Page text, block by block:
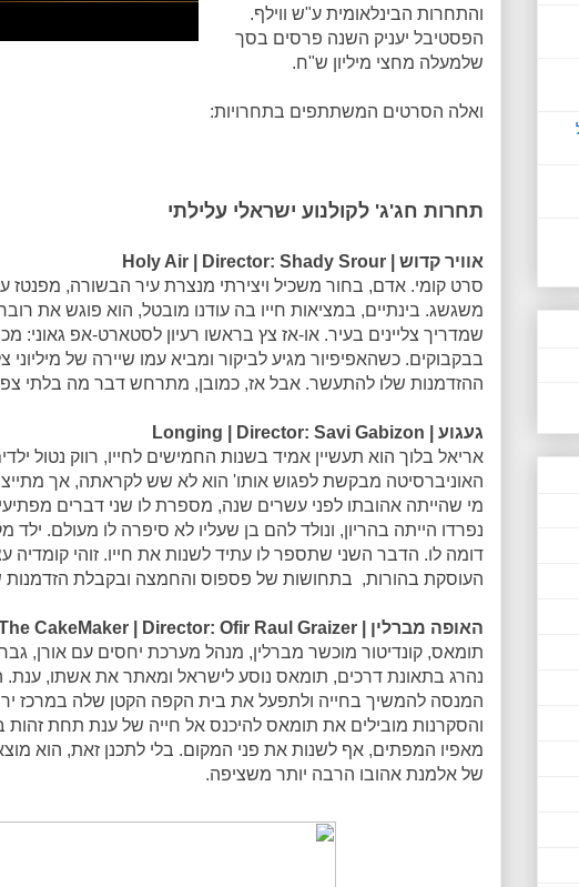
והתחרות הבינלאומית ע"ש ווילף.
הפסטיבל יעניק השנה פרסים בסך
שלמעלה מחצי מיליון ש"ח.
ואלה הסרטים המשתתפים בתחרויות:
תחרות חג'ג' לקולנוע ישראלי עלילתי
אוויר קדוש | Holy Air | Director: Shady Srour
סרט קומי. אדם, בחור משכיל ויצירתי מנצרת עיר הבשורה, מפנטז
משגשג. בינתיים, במציאות חייו בה עודנו מובטל, הוא פוגש את
שמדריך צליינים בעיר. או-אז צץ בראשו רעיון לסטארט-אפ גאוני:
בבקבוקים. כשהאפיפיור מגיע לביקור ומביא עמו שיירה של מיליוני
ההזדמנות שלו להתעשר. אבל אז, כמובן, מתרחש דבר מה בלתי
געגוע | Longing | Director: Savi Gabizon
אריאל בלוך הוא תעשיין אמיד בשנות החמישים לחייו, רווק נטול
האוניברסיטה מבקשת לפגוש אותו' הוא לא שש לקראתה, אך
מי שהייתה אהובתו לפני עשרים שנה, מספרת לו שני דברים
נפרדו הייתה בהריון, ונולד להם בן שעליו לא סיפרה לו מעולם.
דומה לו. הדבר השני שתספר לו עתיד לשנות את חייו. זוהי קומדיה
העוסקת בהורות, בתחושות של פספוס והחמצה ובקבלת הזדמנות
האופה מברלין | The CakeMaker | Director: Ofir Raul Graizer
תומאס, קונדיטור מוכשר מברלין, מנהל מערכת יחסים עם אורן, גבר
נהרג בתאונת דרכים, תומאס נוסע לישראל ומאתר את אשתו, ענת.
המנסה להמשיך בחייה ולתפעל את בית הקפה הקטן שלה במרכז
והסקרנות מובילים את תומאס להיכנס אל חייה של ענת תחת זהות
מאפיו המפתים, אף לשנות את פני המקום. בלי לתכנן זאת, הוא
של אלמנת אהובו הרבה יותר משציפה.